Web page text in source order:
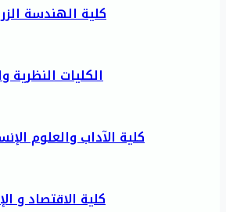
كلية الهندسة
الكليات النظرية
كلية الآداب والعلوم
كلية الاقتصاد و